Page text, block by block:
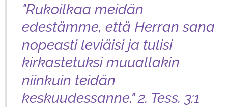
"Rukoilkaa meidän
edestämme, että Herran sana
nopeasti leviäisi ja tulisi
kirkastetuksi muuallakin
niinkuin teidän
keskuudessanne."2. Tess. 3:1